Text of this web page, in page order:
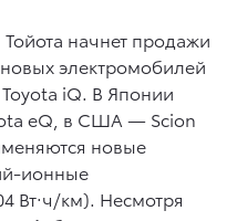
начнет продажи
электромобилей
iQ. В Японии
eQ, в США — Scion
новые
ионные
Вт·ч/км). Несмотря